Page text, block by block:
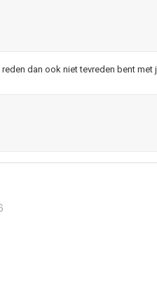
dan ook niet tevreden bent